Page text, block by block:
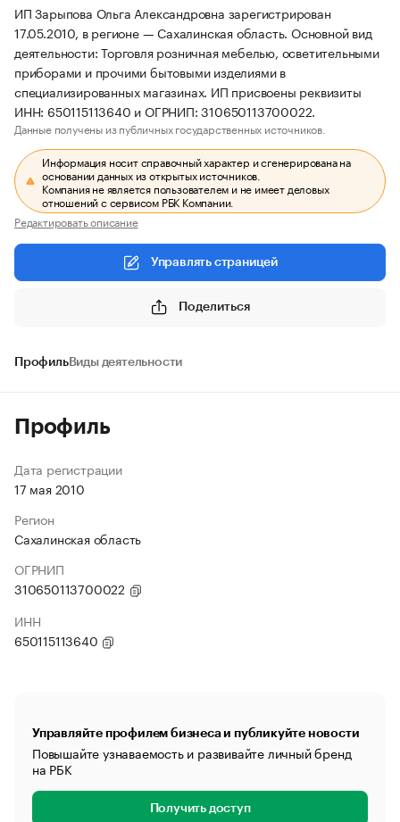
ИП Зарыпова Ольга Александровна зарегистрирован
17.05.2010, в регионе — Сахалинская область. Основной вид
деятельности: Торговля розничная мебелью, осветительными
приборами и прочими бытовыми изделиями в
специализированных магазинах. ИП присвоены реквизиты
ИНН: 650115113640 и ОГРНИП: 310650113700022.
Данные получены из публичных государственных источников.
Информация носит справочный характер и сгенерирована на
основании данных из открытых источников.
Компания не является пользователем и не имеет деловых
отношений с сервисом РБК Компании.
Редактировать описание
Управлять страницей
Поделиться
ПрофильВиды деятельности
Профиль
Дата регистрации
17 мая 2010
Регион
Сахалинская область
ОГРНИП
310650113700022
ИНН
650115113640
Управляйте профилем бизнеса и публикуйте новости
Повышайте узнаваемость и развивайте личный бренд
на РБК
Получить доступ